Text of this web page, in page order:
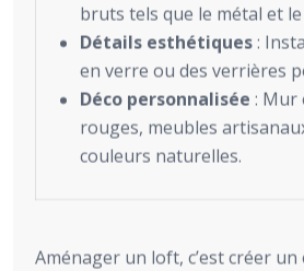
bruts tels que le métal et
Détails esthétiques:
en verre ou des verrières
Déco personnalisée : Mur
rouges, meubles
couleurs naturelles.
Aménager un loft, c’est créer